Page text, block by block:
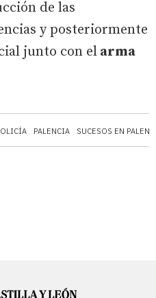
PALENCIA SUCESOS EN
de las
y posteriormente
junto con el arma